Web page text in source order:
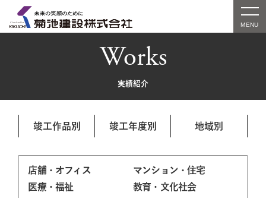
Works
実績紹介
竣工作品別 竣工年度別 地域別
店舗・オフィス
マンション・住宅
医療・福祉
教育・文化社会